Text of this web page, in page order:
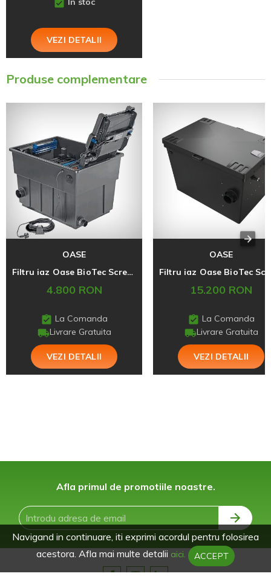
VEZI DETALII
Produse complementare
OASE
Filtru iaz Oase BioTec ScreenMatic 2 60000
4.800 RON
La Comanda
Livrare Gratuita
VEZI DETALII
OASE
15.200 RON
La Comanda
Livrare Gratuita
VEZI DETALII
Afla primul de promotiile noastre.
Navigand in continuare, iti exprimi acordul pentru folosirea
acestora. Afla mai multe detalii aici. ACCEPT